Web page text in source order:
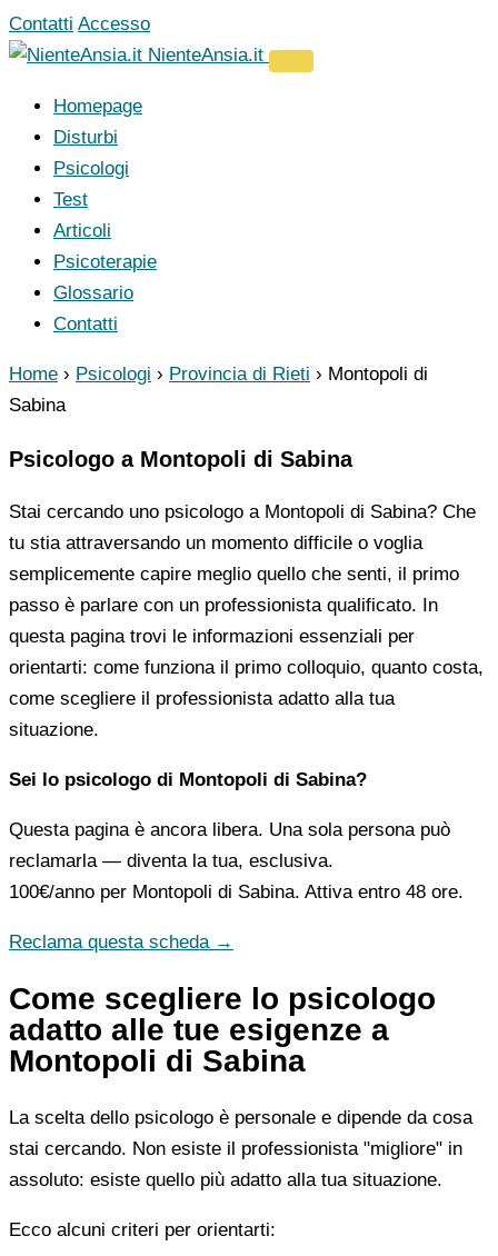
Vai
al
Contatti Accesso
NienteAnsia.it
Homepage
Disturbi
Psicologi
Test
Articoli
Psicoterapie
Glossario
Contatti
Home › Psicologi › Provincia di Rieti › Montopoli di
Sabina
Psicologo a Montopoli di Sabina
Stai cercando uno psicologo a Montopoli di Sabina? Che
tu stia attraversando un momento difficile o voglia
semplicemente capire meglio quello che senti, il primo
passo è parlare con un professionista qualificato. In
questa pagina trovi le informazioni essenziali per
orientarti: come funziona il primo colloquio, quanto costa,
come scegliere il professionista adatto alla tua
situazione.
Sei lo psicologo di Montopoli di Sabina?
Questa pagina è ancora libera. Una sola persona può
reclamarla — diventa la tua, esclusiva.
100€/anno per Montopoli di Sabina. Attiva entro 48 ore.
Reclama questa scheda →
Come scegliere lo psicologo
adatto alle tue esigenze a
Montopoli di Sabina
La scelta dello psicologo è personale e dipende da cosa
stai cercando. Non esiste il professionista "migliore" in
assoluto: esiste quello più adatto alla tua situazione.
Ecco alcuni criteri per orientarti: